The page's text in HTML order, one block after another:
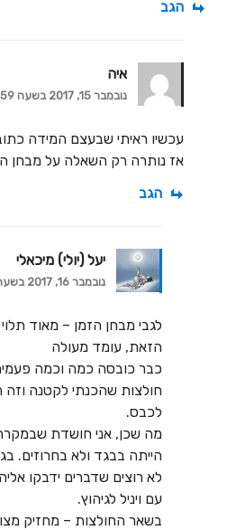
הגב
איה
נובמבר 15, 2017 בשעה 23:59
עכשיו ראיתי שבעצם המידה
אז נותרה רק השאלה על מבחן
הגב
יעל (יולי) מיכאלי
נובמבר 16, 2017 בשעה 10:03
לגבי מבחן הזמן – מאוד
הזאת, עומד מעולה
כבר כובסה כמה וכמה
חולצות שהכנתי לקטנה
לכבס.
מה שכן, אני חושדת
הייתה בבגד ולא בחרוזים.
לא רוצים שדברים ידבקו
עם ויניל לגיהוץ.
בשאר החולצות – מחזיק